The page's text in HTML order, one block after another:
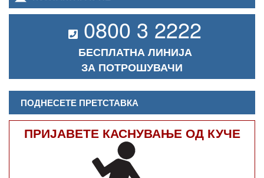
0800 3 2222
БЕСПЛАТНА ЛИНИЈА
ЗА ПОТРОШУВАЧИ
ПОДНЕСЕТЕ ПРЕТСТАВКА
ПРИЈАВЕТЕ КАСНУВАЊЕ ОД КУЧЕ